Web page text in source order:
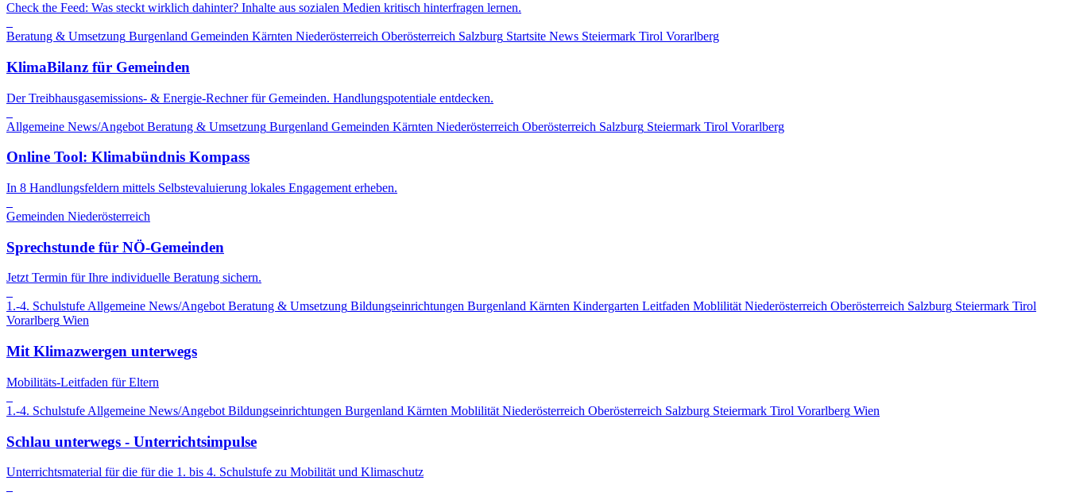
Check the Feed: Was steckt wirklich dahinter? Inhalte aus sozialen Medien kritisch hinterfragen lernen.
Beratung & Umsetzung Burgenland Gemeinden Kärnten Niederösterreich Oberösterreich Salzburg Startsite News Steiermark Tirol Vorarlberg
KlimaBilanz für Gemeinden
Der Treibhausgasemissions- & Energie-Rechner für Gemeinden. Handlungspotentiale entdecken.
Allgemeine News/Angebot Beratung & Umsetzung Burgenland Gemeinden Kärnten Niederösterreich Oberösterreich Salzburg Steiermark Tirol Vorarlberg
Online Tool: Klimabündnis Kompass
In 8 Handlungsfeldern mittels Selbstevaluierung lokales Engagement erheben.
Gemeinden Niederösterreich
Sprechstunde für NÖ-Gemeinden
Jetzt Termin für Ihre individuelle Beratung sichern.
1.-4. SchulstufeAllgemeine News/Angebot Beratung & Umsetzung Bildungseinrichtungen Burgenland Kärnten Kindergarten Leitfaden Moblilität Niederösterreich Oberösterreich Salzburg Steiermark Tirol
Vorarlberg Wien
Mit Klimazwergen unterwegs
Mobilitäts-Leitfaden für Eltern
1.-4. Schulstufe Allgemeine News/Angebot Bildungseinrichtungen Burgenland Kärnten Moblilität Niederösterreich Oberösterreich Salzburg Steiermark Tirol Vorarlberg Wien
Schlau unterwegs - Unterrichtsimpulse
Unterrichtsmaterial für die für die 1. bis 4. Schulstufe zu Mobilität und Klimaschutz